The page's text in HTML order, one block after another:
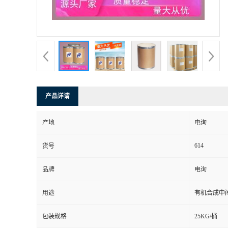
产品详请
产地 电询
货号 614
品牌 电询
用途 有机合成中
包装规格 25KG/桶